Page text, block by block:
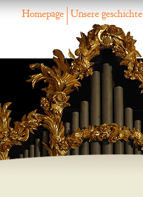
Homepage Unsere geschichte